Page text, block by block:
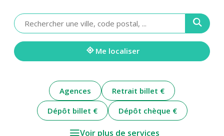
Veuillez
renseigner
une
adresse
Me localiser
Agences
Retrait billet €
Dépôt billet €
Dépôt chèque €
Voir plus de services